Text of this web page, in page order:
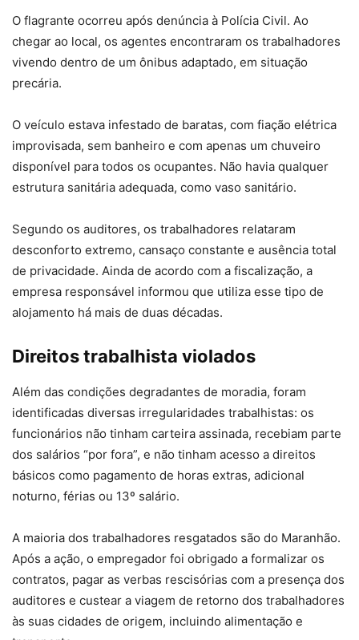
O flagrante ocorreu após denúncia à Polícia Civil. Ao
chegar ao local, os agentes encontraram os trabalhadores
vivendo dentro de um ônibus adaptado, em situação
precária.
O veículo estava infestado de baratas, com fiação elétrica
improvisada, sem banheiro e com apenas um chuveiro
disponível para todos os ocupantes. Não havia qualquer
estrutura sanitária adequada, como vaso sanitário.
Segundo os auditores, os trabalhadores relataram
desconforto extremo, cansaço constante e ausência total
de privacidade. Ainda de acordo com a fiscalização, a
empresa responsável informou que utiliza esse tipo de
alojamento há mais de duas décadas.
Direitos trabalhista violados
Além das condições degradantes de moradia, foram
identificadas diversas irregularidades trabalhistas: os
funcionários não tinham carteira assinada, recebiam parte
dos salários “por fora”, e não tinham acesso a direitos
básicos como pagamento de horas extras, adicional
noturno, férias ou 13º salário.
A maioria dos trabalhadores resgatados são do Maranhão.
Após a ação, o empregador foi obrigado a formalizar os
contratos, pagar as verbas rescisórias com a presença dos
auditores e custear a viagem de retorno dos trabalhadores
às suas cidades de origem, incluindo alimentação e